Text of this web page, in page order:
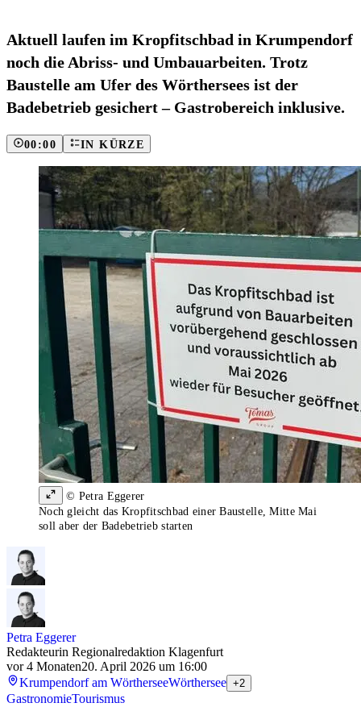
Aktuell laufen im Kropfitschbad in Krumpendorf
noch die Abriss- und Umbauarbeiten. Trotz
Baustelle am Ufer des Wörthersees ist der
Badebetrieb gesichert – Gastrobereich inklusive.
00:00 IN KÜRZE
© Petra Eggerer
Noch gleicht das Kropfitschbad einer Baustelle, Mitte Mai
soll aber der Badebetrieb starten
Petra Eggerer
Redakteurin Regionalredaktion Klagenfurt
vor 4 Monaten20. April 2026 um 16:00
Krumpendorf am WörtherseeWörthersee +2
GastronomieTourismus